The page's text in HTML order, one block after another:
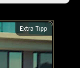
Extra Tipp